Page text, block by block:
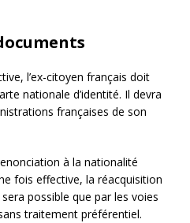
l’ex-citoyen français doit
nationale d’identité. Il devra
françaises de son
à la nationalité
fois effective, la réacquisition
possible que par les voies
traitement préférentiel.